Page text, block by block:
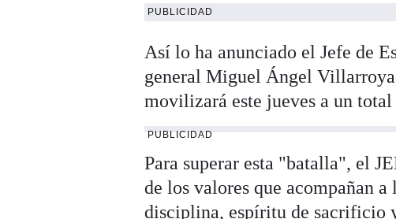
PUBLICIDAD
Así lo ha anunciado el Jefe de
general Miguel Ángel
movilizará este jueves a un
PUBLICIDAD
Para superar esta "batalla", el
de los valores que acompañan
disciplina, espíritu de sacrificio